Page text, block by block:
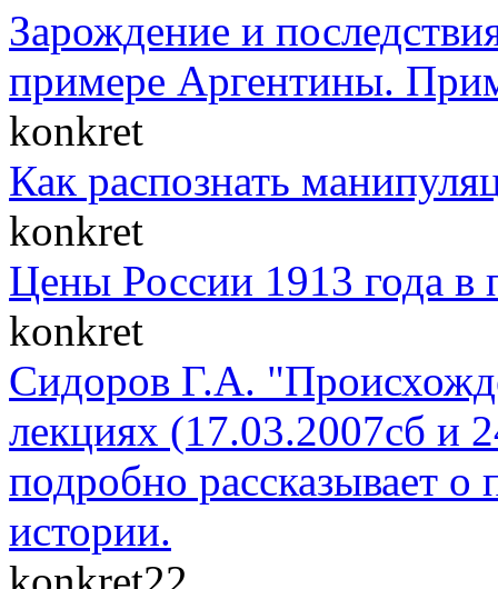
Зарождение и
примере Аргентины.
konkret
Как распознать
konkret
Цены России 1913 года в
konkret
Сидоров Г.А.
лекциях (17.03.2007сб и
подробно рассказывает о
истории.